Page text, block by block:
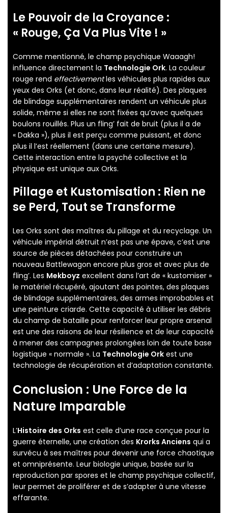
Le Pouvoir de la Croyance :
« Rouge, Ça Va Plus Vite ! »
Comme mentionné, le champ psychique Waaagh!
influence directement la Technologie Ork. La couleur
rouge rend effectivementles véhicules plus rapides aux
yeux des Orks (et donc, dans leur réalité). Des plaques
de blindage supplémentaires rendent un véhicule plus
solide, même si elles ne sont fixées qu’avec quelques
boulons rouillés. Plus un fling’ fait de bruit (plus il a de
« Dakka »), plus il est perçu comme puissant, et donc
plus il l’est réellement (dans une certaine mesure).
Cette interaction entre la psyché collective et la
physique est unique aux Orks.
Pillage et Kustomisation : Rien ne
se Perd, Tout se Transforme
Les Orks sont des maîtres du pillage et du recyclage. Un
véhicule impérial détruit n’est pas une épave, c’est une
source de pièces détachées pour construire un
nouveau Battlewagon encore plus gros et avec plus de
fling’. Les Mekboyz excellent dans l’art de « kustomiser »
le matériel récupéré, ajoutant des pointes, des plaques
de blindage supplémentaires, des armes improbables et
une peinture criarde. Cette capacité à utiliser les débris
du champ de bataille pour renforcer leur propre arsenal
est une des raisons de leur résilience et de leur capacité
à mener des campagnes prolongées loin de toute base
logistique « normale ». La Technologie Ork est une
technologie de récupération et d’adaptation constante.
Conclusion : Une Force de la
Nature Imparable
L’Histoire des Orks est celle d’une race conçue pour la
guerre éternelle, une création des Krorks Anciens qui a
survécu à ses maîtres pour devenir une force chaotique
et omniprésente. Leur biologie unique, basée sur la
reproduction par spores et le champ psychique collectif,
leur permet de proliférer et de s’adapter à une vitesse
effarante.